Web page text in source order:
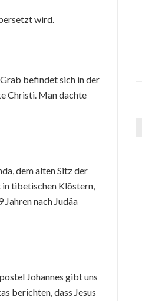
wird.
befindet sich in der
Christi. Man dachte
dem alten Sitz der
in tibetischen Klöstern,
nach Judäa
Johannes gibt uns
berichten, dass Jesus